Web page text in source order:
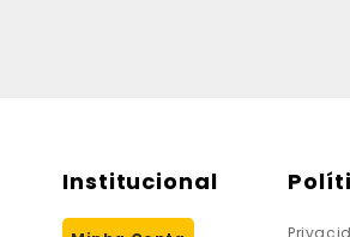
Institucional